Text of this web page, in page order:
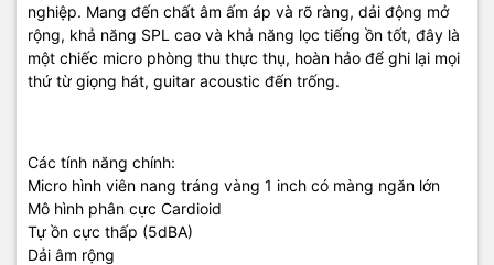
nghiệp. Mang đến chất âm ấm áp và rõ ràng, dải động mở
rộng, khả năng SPL cao và khả năng lọc tiếng ồn tốt, đây là
một chiếc micro phòng thu thực thụ, hoàn hảo để ghi lại mọi
thứ từ giọng hát, guitar acoustic đến trống.
Các tính năng chính:
Micro hình viên nang tráng vàng 1 inch có màng ngăn lớn
Mô hình phân cực Cardioid
Tự ồn cực thấp (5dBA)
Dải âm rộng